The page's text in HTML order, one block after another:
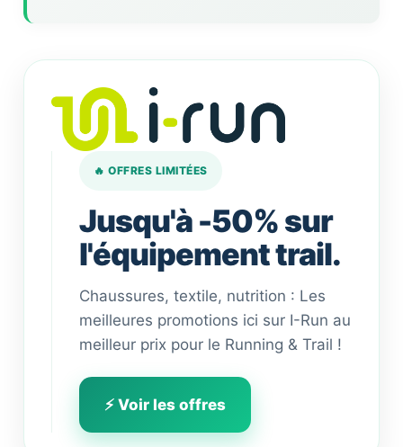
🔥 OFFRES LIMITÉES
Jusqu'à -50% sur
l'équipement trail.
Chaussures, textile, nutrition : Les
meilleures promotions ici sur I-Run au
meilleur prix pour le Running & Trail !
⚡ Voir les offres